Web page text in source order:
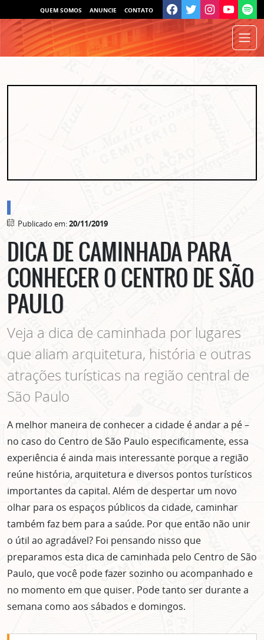
QUEM SOMOS ANUNCIE CONTATO
Publicado em:20/11/2019
DICA DE CAMINHADA PARA
CONHECER O CENTRO DE SÃO
PAULO
Veja a dica de caminhada por lugares
que aliam arquitetura, história e outras
atrações turísticas na região central de
São Paulo
A melhor maneira de conhecer a cidade é andar a pé –
no caso do Centro de São Paulo especificamente, essa
experiência é ainda mais interessante porque a região
reúne história, arquitetura e diversos pontos turísticos
importantes da capital. Além de despertar um novo
olhar para os espaços públicos da cidade, caminhar
também faz bem para a saúde. Por que então não unir
o útil ao agradável? Foi pensando nisso que
preparamos esta dica de caminhada pelo Centro de São
Paulo, que você pode fazer sozinho ou acompanhado e
no momento em que quiser. Pode tanto ser durante a
semana como aos sábados e domingos.